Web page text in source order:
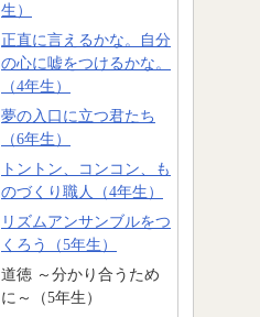
生）
正直に言えるかな。自分
の心に嘘をつけるかな。
（4年生）
夢の入口に立つ君たち
（6年生）
トントン、コンコン、も
のづくり職人（4年生）
リズムアンサンブルをつ
くろう（5年生）
道徳 ～分かり合うため
に～（5年生）